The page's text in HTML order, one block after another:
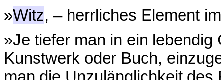
»Witz, – herrliches Element
»Je tiefer man in ein
Kunstwerk oder Buch,